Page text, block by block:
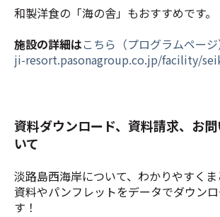
和製洋食の「海の舎」もおすすめです。
施設の詳細はこちら（プログラムペー
ji-resort.pasonagroup.co.jp/facility/
資料ダウンロード、資料請求、お
いて
淡路島西海岸について、わかりやすく
資料やパンフレットをデータでダウン
す！